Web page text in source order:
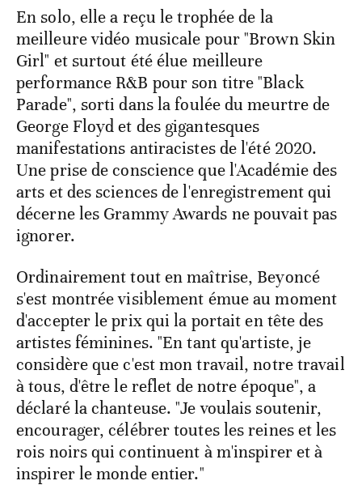
En solo, elle a reçu le trophée de la
meilleure vidéo musicale pour "Brown Skin
Girl" et surtout été élue meilleure
performance R&B pour son titre "Black
Parade", sorti dans la foulée du meurtre de
George Floyd et des gigantesques
manifestations antiracistes de l'été 2020.
Une prise de conscience que l'Académie des
arts et des sciences de l'enregistrement qui
décerne les Grammy Awards ne pouvait pas
ignorer.
Ordinairement tout en maîtrise, Beyoncé
s'est montrée visiblement émue au moment
d'accepter le prix qui la portait en tête des
artistes féminines. "En tant qu'artiste, je
considère que c'est mon travail, notre travail
à tous, d'être le reflet de notre époque", a
déclaré la chanteuse. "Je voulais soutenir,
encourager, célébrer toutes les reines et les
rois noirs qui continuent à m'inspirer et à
inspirer le monde entier."